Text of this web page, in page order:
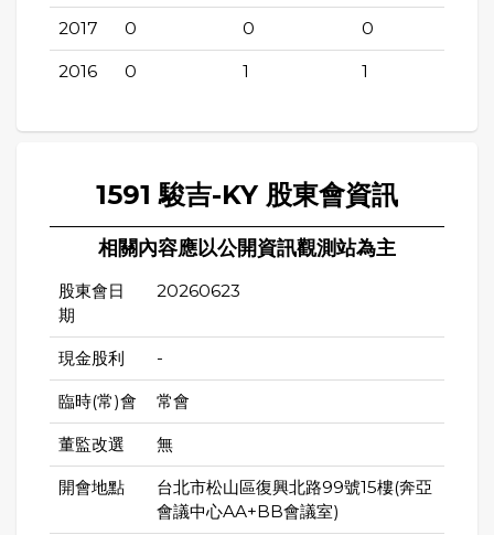
2017 0 0 0
2016 0 1 1
1591 駿吉-KY 股東會資訊
相關內容應以公開資訊觀測站為主
股東會日
期
20260623
現金股利 -
臨時(常)會 常會
董監改選 無
開會地點
台北市松山區復興北路99號15樓(奔亞
會議中心AA+BB會議室)